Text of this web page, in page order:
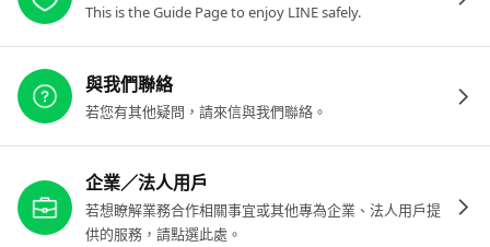
This is the Guide Page to enjoy LINE safely.
與我們聯絡
若您有其他疑問，請來信與我們聯絡。
企業／法人用戶
若想瞭解業務合作相關事宜或其他專為企業、法人用戶提
供的服務，請點選此處。